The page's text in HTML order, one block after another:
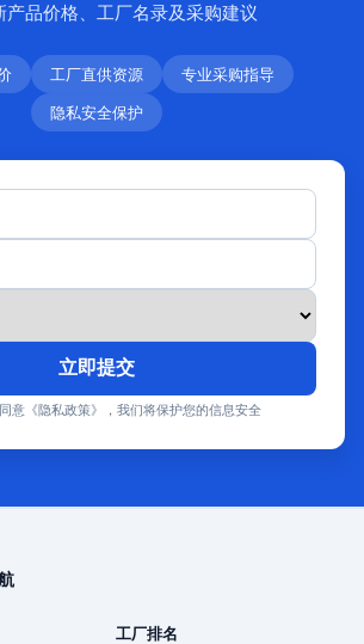
产品价格、工厂名录及采购建议
工厂直供资源
专业采购指导
隐私安全保护
立即提交
意《隐私政策》，我们将保护您的信息安全
工厂排名